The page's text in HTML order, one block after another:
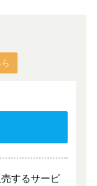
するサービ